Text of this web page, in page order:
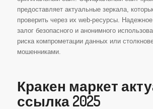
предоставляет актуальные зеркала,
проверить через их web-ресурсы.
залог безопасного и анонимного
риска компрометации данных или
мошенниками.
Кракен маркет
ссылка 2025